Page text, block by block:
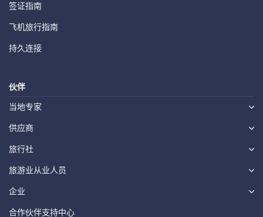
签证指南
飞机旅行指南
持久连接
伙伴
当地专家
供应商
旅行社
旅游业从业人员
企业
合作伙伴支持中心